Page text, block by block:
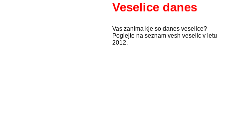
Veselice danes
Vas zanima kje so danes veselice?
Poglejte na seznam vesh veselic v letu
2012.